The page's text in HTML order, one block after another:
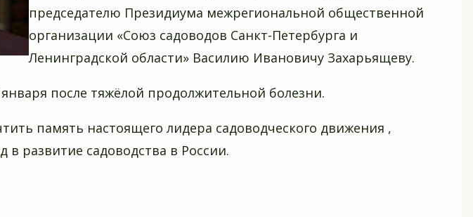
председателю Президиума межрегиональной общественной
организации «Союз садоводов Санкт-Петербурга и
Ленинградской области» Василию Ивановичу Захарьящеву.
после тяжёлой продолжительной болезни.
память настоящего лидера садоводческого движения ,
развитие садоводства в России.